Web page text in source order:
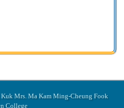
Mrs. Ma Kam Ming-Cheung Fook
College